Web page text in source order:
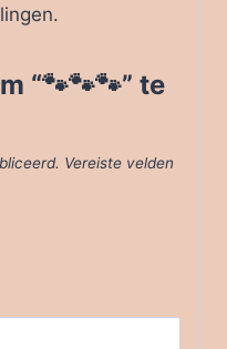
“🐾🐾🐾” te
Vereiste velden